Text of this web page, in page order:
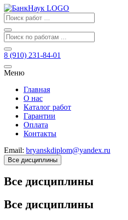
8 (910) 231-84-01
Меню
Главная
О нас
Каталог работ
Гарантии
Оплата
Контакты
Email: bryanskdiplom@yandex.ru
Все дисциплины
Все дисциплины
Все дисциплины